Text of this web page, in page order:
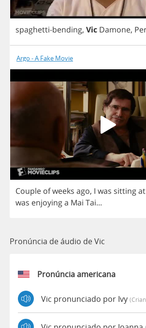
spaghetti-bending, Vic Damone,
Argo - A Fake Movie
Couple ofweeks ago, I was sittingat
was enjoyinga Mai Tai...
Pronúncia de áudio de Vic
Pronúncia americana
Vic pronunciado por Ivy